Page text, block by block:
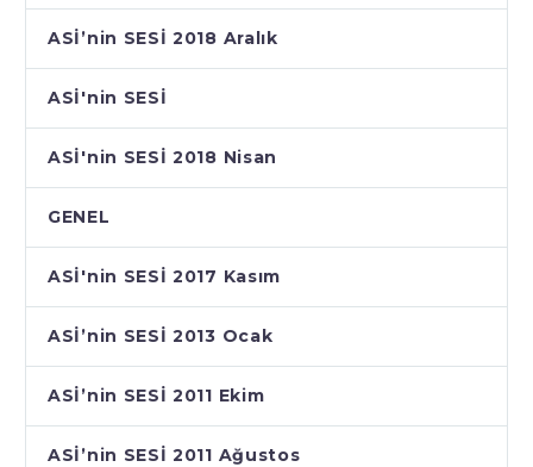
ASİ’nin SESİ 2018 Aralık
ASİ'nin SESİ
ASİ'nin SESİ 2018 Nisan
GENEL
ASİ'nin SESİ 2017 Kasım
ASİ’nin SESİ 2013 Ocak
ASİ’nin SESİ 2011 Ekim
ASİ’nin SESİ 2011 Ağustos